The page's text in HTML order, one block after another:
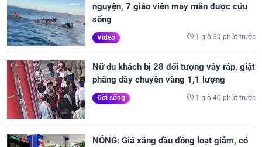
nguyện, 7 giáo viên may mắn được cứu
sống
Video 1 giờ 39 phút trước
Nữ du khách bị 28 đối tượng vây ráp, giật
phăng dây chuyền vàng 1,1 lượng
Đời sống 1 giờ 40 phút trước
NÓNG: Giá xăng dầu đồng loạt giảm, có